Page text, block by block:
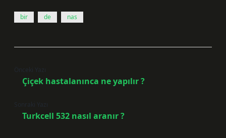
bir de nas
Önceki Yazı
Çiçek hastalanınca ne yapılır ?
Sonraki Yazı
Turkcell 532 nasıl aranır ?